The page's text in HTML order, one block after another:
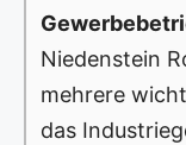
Niedenstein
mehrere
das